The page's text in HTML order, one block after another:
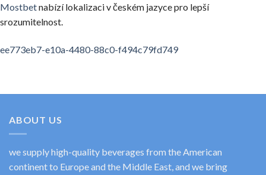
Mostbetnabízí lokalizaci v českém jazyce pro lepší
srozumitelnost.
spinempire online casino
valor bet app
ee773eb7-e10a-4480-88c0-f494c79fd749
利用規約・ボーナス条件を読まない
ABOUT US
we supply high-quality beverages from the American
continent to Europe and the Middle East, and we bring